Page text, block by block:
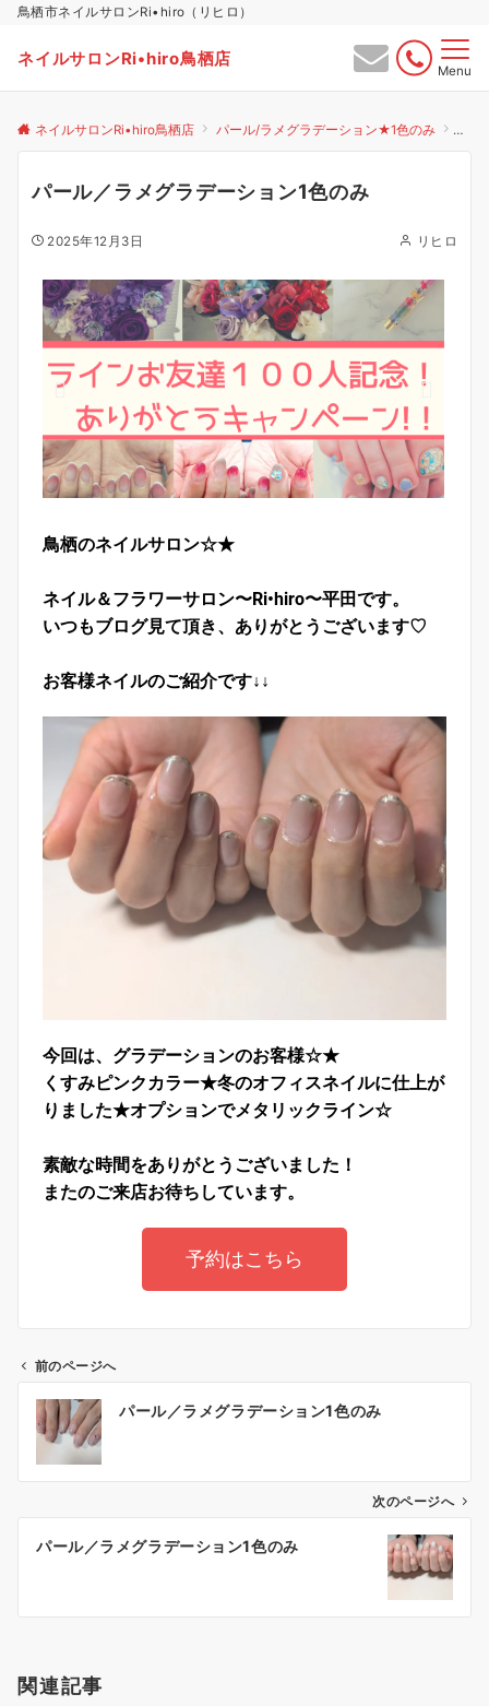
鳥栖市ネイルサロンRi•hiro（リヒロ）
ネイルサロンRi•hiro鳥栖店
Menu
ネイルサロンRi•hiro鳥栖店 パール/ラメグラデーション★1色のみ パー
パール／ラメグラデーション1色のみ
2025年12月3日 リヒロ
鳥栖のネイルサロン☆★
ネイル＆フラワーサロン〜Ri•hiro〜平田です。
いつもブログ見て頂き、ありがとうございます♡
お客様ネイルのご紹介です↓↓
今回は、グラデーションのお客様☆★
くすみピンクカラー★冬のオフィスネイルに仕上が
りました★オプションでメタリックライン☆
素敵な時間をありがとうございました！
またのご来店お待ちしています。
予約はこちら
前のページへ
パール／ラメグラデーション1色のみ
次のページへ
パール／ラメグラデーション1色のみ
関連記事